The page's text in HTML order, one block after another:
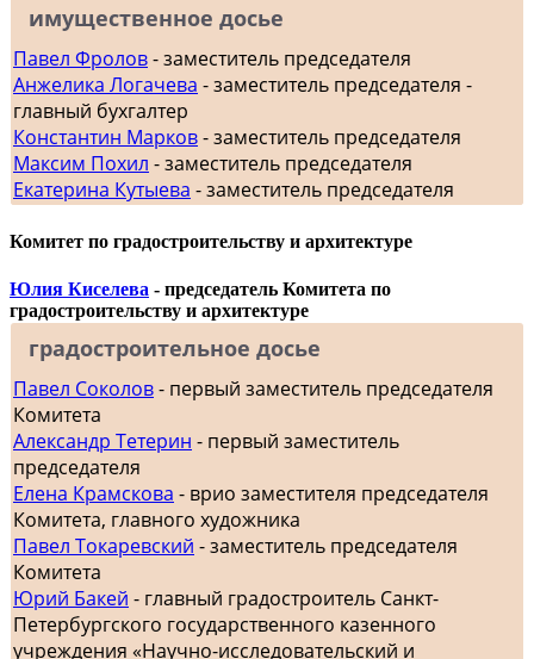
имущественное досье
Павел Фролов- заместитель председателя
Анжелика Логачева - заместитель председателя -
главный бухгалтер
Константин Марков- заместитель председателя
Максим Похил - заместитель председателя
Екатерина Кутыева - заместитель председателя
Комитет по градостроительству и архитектуре
Юлия Киселева - председатель Комитета по
градостроительству и архитектуре
градостроительное досье
Павел Соколов- первый заместитель председателя
Комитета
Александр Тетерин - первый заместитель
председателя
Елена Крамскова - врио заместителя председателя
Комитета, главного художника
Павел Токаревский - заместитель председателя
Комитета
Юрий Бакей - главный градостроитель Санкт-
Петербургского государственного казенного
учреждения «Научно-исследовательский и